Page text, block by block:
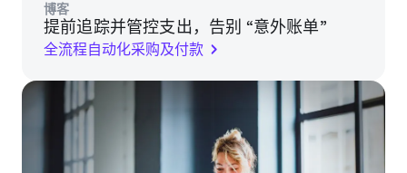
博客
提前追踪并管控支出，告别 “意外账单”
全流程自动化采购及付款